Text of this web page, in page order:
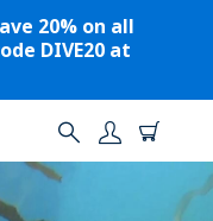
20% on all
DIVE20 at